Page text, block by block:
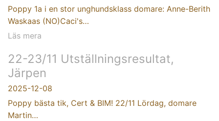
Poppy 1a i en stor unghundsklass domare: Anne-Berith
Waskaas (NO)Caci's…
Läs mera
22-23/11 Utställningsresultat,
Järpen
2025-12-08
Poppy bästa tik, Cert & BIM! 22/11 Lördag, domare
Martin…